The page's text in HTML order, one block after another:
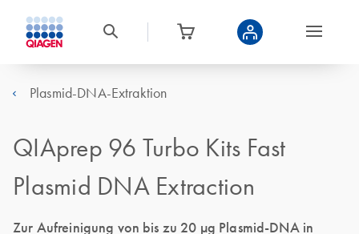
Plasmid-DNA-Extraktion
QIAprep 96 Turbo Kits Fast
Plasmid DNA Extraction
Zur Aufreinigung von bis zu 20 µg Plasmid-DNA in